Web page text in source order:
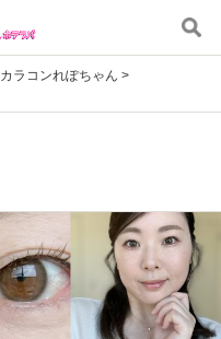
カラコンれぽちゃん >